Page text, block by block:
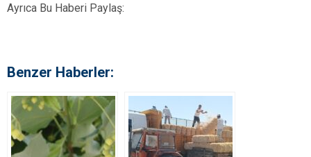
Ayrıca Bu Haberi Paylaş:
Benzer Haberler: